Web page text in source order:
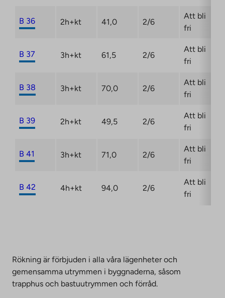
B 36 2h+kt 41,0 2/6
Att bli
fri
B 37 3h+kt 61,5 2/6
Att bli
fri
B 38 3h+kt 70,0 2/6
Att bli
fri
B 39 2h+kt 49,5 2/6
Att bli
fri
B 41 3h+kt 71,0 2/6
Att bli
fri
B 42 4h+kt 94,0 2/6
Att bli
fri
Rökning är förbjuden i alla våra lägenheter och
gemensamma utrymmen i byggnaderna, såsom
trapphus och bastuutrymmen och förråd.